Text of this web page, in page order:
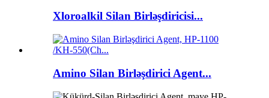
Xloroalkil Silan Birləşdiricisi...
Amino Silan Birləşdirici Agent...